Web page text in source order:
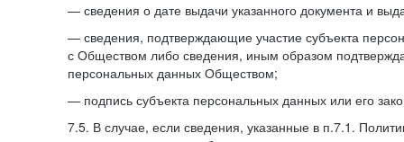
— сведения о дате выдачи указанного документа и
— сведения, подтверждающие участие субъекта
с Обществом либо сведения, иным образом
персональных данных Обществом;
— подпись субъекта персональных данных или его
7.5. В случае, если сведения, указанные в п.7.1.